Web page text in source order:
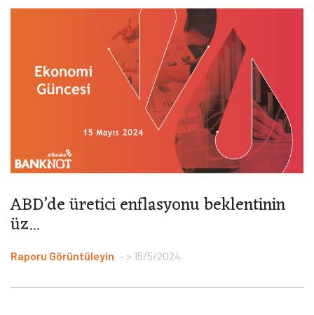
ABD’de üretici enflasyonu beklentinin
üz...
Raporu Görüntüleyin > 15/5/2024